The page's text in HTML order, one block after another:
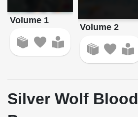
Volume 1
Volume 2
Silver Wolf Blood